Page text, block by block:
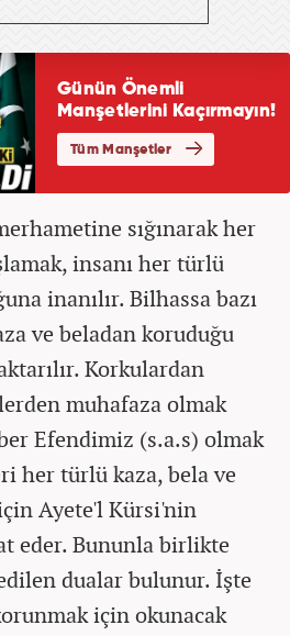
sığınarak her
insanı her türlü
inanılır. Bilhassa bazı
ve beladan koruduğu
Korkulardan
muhafaza olmak
Efendimiz (s.a.s) olmak
her türlü kaza, bela ve
Ayete'l Kürsi'nin
eder. Bununla birlikte
dualar bulunur. İşte
için okunacak